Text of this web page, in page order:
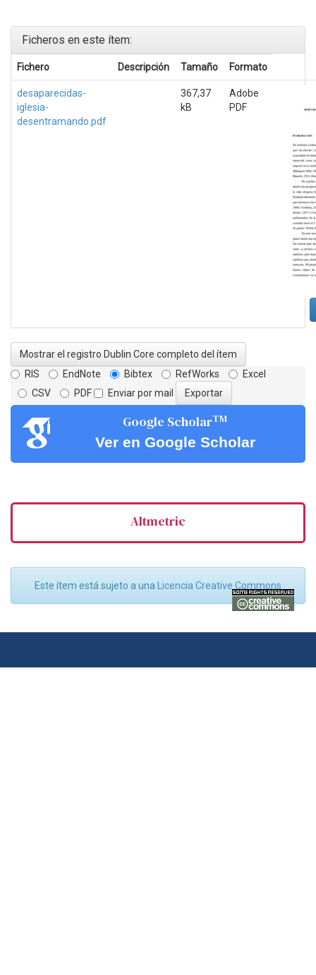
Ficheros en este ítem:
Fichero Descripción Tamaño Formato
desaparecidas-
iglesia-
desentramando.pdf
367,37
kB
Adobe
PDF
Mostrar el registro Dublin Core completo del ítem
RIS
EndNote Bibtex RefWorks
Excel
CSV
PDF Enviar por mail
Google ScholarTM
Ver en Google Scholar
Altmetric
Este ítem está sujeto a una Licencia Creative Commons